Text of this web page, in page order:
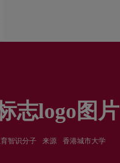
志logo图片
智识分子 来源 香港城市大学